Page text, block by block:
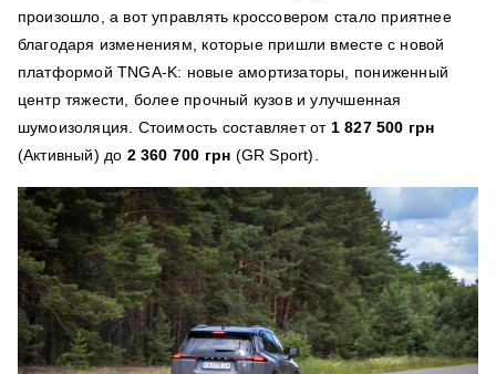
произошло, а вот управлять кроссовером стало приятнее
благодаря изменениям, которые пришли вместе с новой
платформой TNGA-K: новые амортизаторы, пониженный
центр тяжести, более прочный кузов и улучшенная
шумоизоляция. Стоимость составляет от 1 827 500 грн
(Активный) до 2 360 700 грн (GR Sport).